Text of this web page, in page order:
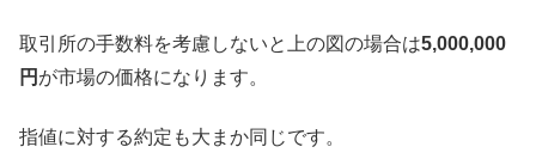
取引所の手数料を考慮しないと上の図の場合は5,000,000
円 が市場の価格になります。
指値に対する約定も大まか同じです。